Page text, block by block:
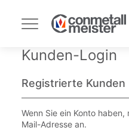
Navigation
umschalten
Kunden-Login
Registrierte Kunden
Wenn Sie ein Konto
Mail-Adresse an.